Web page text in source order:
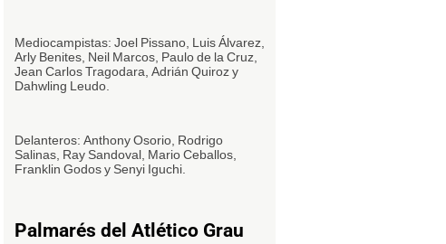
Mediocampistas: Joel Pissano, Luis Álvarez,
Arly Benites, Neil Marcos, Paulo de la Cruz,
Jean Carlos Tragodara, Adrián Quiroz y
Dahwling Leudo.
Delanteros: Anthony Osorio, Rodrigo
Salinas, Ray Sandoval, Mario Ceballos,
Franklin Godos y Senyi Iguchi.
Palmarés del Atlético Grau